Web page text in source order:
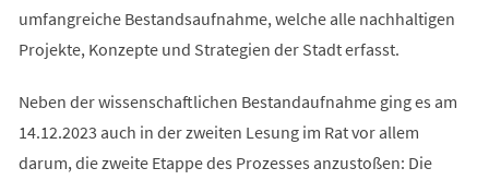
umfangreiche Bestandsaufnahme, welche alle nachhaltigen
Projekte, Konzepte und Strategien der Stadt erfasst.
Neben der wissenschaftlichen Bestandaufnahme ging es am
14.12.2023 auch in der zweiten Lesung im Rat vor allem
darum, die zweite Etappe des Prozesses anzustoßen: Die